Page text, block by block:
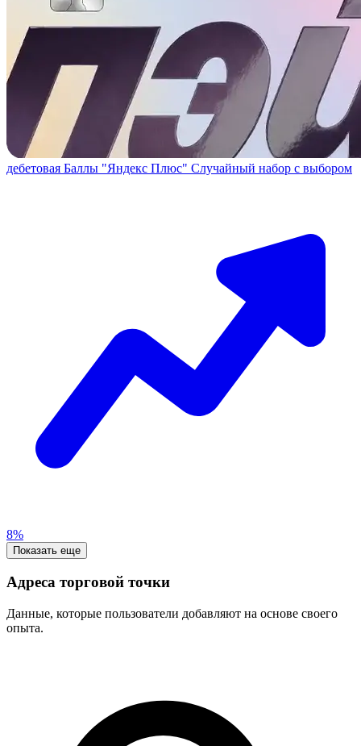
дебетовая Баллы "Яндекс Плюс" Случайный набор с выбором
8%
Показать еще
Адреса торговой точки
Данные, которые пользователи добавляют на основе своего
опыта.